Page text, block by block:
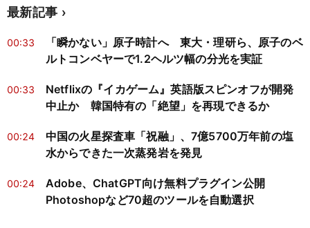
最新記事
00:33
「瞬かない」原子時計へ 東大・理研ら、原子のベ
ルトコンベヤーで1.2ヘルツ幅の分光を実証
00:33
Netflixの『イカゲーム』英語版スピンオフが開発
中止か 韓国特有の「絶望」を再現できるか
00:24
中国の火星探査車「祝融」、7億5700万年前の塩
水からできた一次蒸発岩を発見
00:24
Adobe、ChatGPT向け無料プラグイン公開
Photoshopなど70超のツールを自動選択